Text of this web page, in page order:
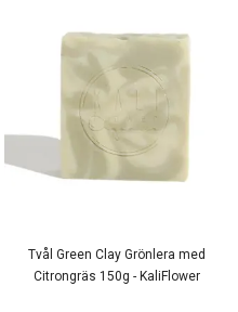
Tvål Green Clay Grönlera med
Citrongräs 150g - KaliFlower